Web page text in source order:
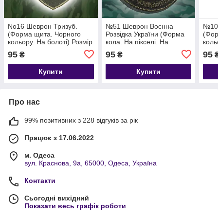
No16 Шеврон Тризуб.
(Форма щита. Чорного
кольору. На болоті) Розмір
95 ₴
Купити
№51 Шеврон Воєнна
Розвідка України (Форма
кола. На пікселі. На
95₴
Купити
№10
95
Про нас
99% позитивних з 228 відгуків за рік
Працює з 17.06.2022
м. Одеса
вул. Краснова, 9а, 65000, Одеса, Україна
Контакти
Сьогодні вихідний
Показати весь графік роботи